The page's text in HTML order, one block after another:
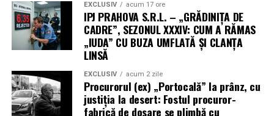
EXCLUSIV acum 17 ore
IPJ PRAHOVA S.R.L. – „GRĂDINIȚA DE
CADRE”, SEZONUL XXXIV: CUM A RĂMAS
„IUDA” CU BUZA UMFLATĂ ȘI CLANȚA
LINSĂ
EXCLUSIV acum 2 zile
Procurorul (ex) „Portocală” la prânz, cu
justiția la desert: Fostul procuror-
fabrică de dosare se plimbă cu